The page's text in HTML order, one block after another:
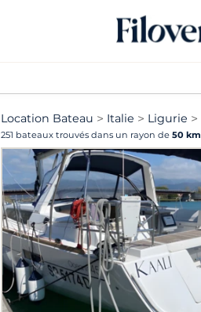
Location Bateau Italie Ligurie
251 bateaux trouvés dans un rayon de 50 km